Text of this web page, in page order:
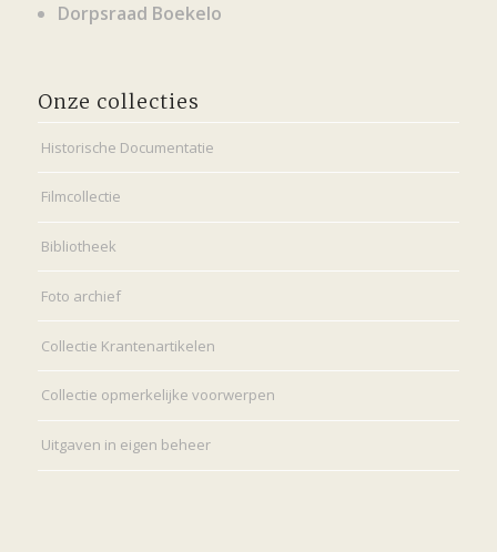
Dorpsraad Boekelo
Onze collecties
Historische Documentatie
Filmcollectie
Bibliotheek
Foto archief
Collectie Krantenartikelen
Collectie opmerkelijke voorwerpen
Uitgaven in eigen beheer